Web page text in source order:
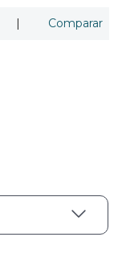
| Comparar